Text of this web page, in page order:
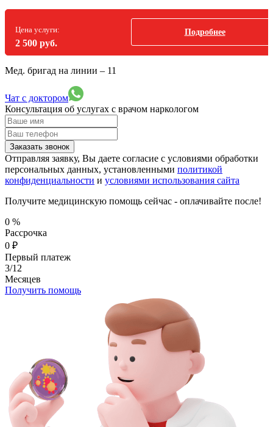
Цена услуги:
2 500 руб.
Подробнее
Мед. бригад на линии – 11
Чат с доктором
Консультация об услугах с врачом наркологом
Заказать звонок
Отправляя заявку, Вы даете согласие с условиями обработки
персональных данных, установленными политикой
конфиденциальности и условиями использования сайта
Получите медицинскую помощь сейчас - оплачивайте после!
0 %
Рассрочка
0 ₽
Первый платеж
3/12
Месяцев
Получить помощь